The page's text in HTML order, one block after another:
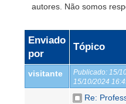
autores. Não somos
Enviado
por
Tópico
visitante Publicado: 15/
15/10/2024
Re: